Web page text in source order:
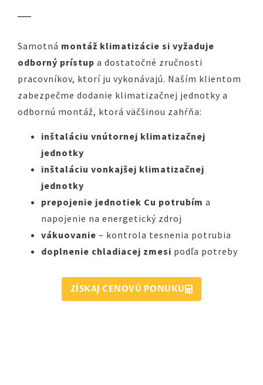
Samotná montáž klimatizácie si vyžaduje
odborný prístup a dostatočné zručnosti
pracovníkov, ktorí ju vykonávajú. Naším klientom
zabezpečme dodanie klimatizačnej jednotky a
odbornú montáž, ktorá väčšinou zahŕňa:
inštaláciu vnútornej klimatizačnej
jednotky
inštaláciu vonkajšej klimatizačnej
jednotky
prepojenie jednotiek Cu potrubím a
napojenie na energetický zdroj
vákuovanie – kontrola tesnenia potrubia
doplnenie chladiacej zmesi podľa potreby
ZÍSKAJ CENOVÚ PONUKU